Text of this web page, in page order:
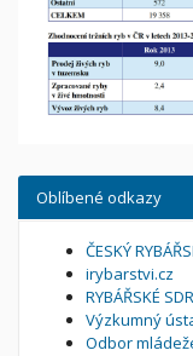
Oblíbené odkazy
ČESKÝ
irybarstvi.cz
RYBÁŘSKÉ
Výzkumný
Odbor